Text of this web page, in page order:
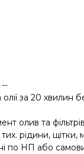
--
за 20 хвилин
олив та
рідини, щітки,
по НП або